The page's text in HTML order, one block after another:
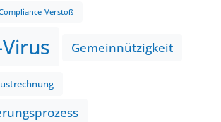
Verstoß
Gemeinnützigkeit